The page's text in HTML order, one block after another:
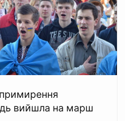
вийшла на марш